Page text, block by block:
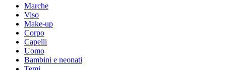
Marche
Viso
Make-up
Corpo
Capelli
Uomo
Bambini e neonati